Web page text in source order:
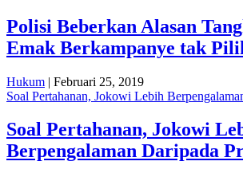
Polisi Beberkan Alasan
Emak Berkampanye tak
Hukum | Februari 25, 2019
Soal Pertahanan, Jokowi Lebih
Soal Pertahanan, Jokowi
Berpengalaman Daripada